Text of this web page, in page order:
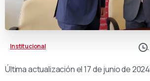
Institucional
Última actualización el 17 de junio de 2024